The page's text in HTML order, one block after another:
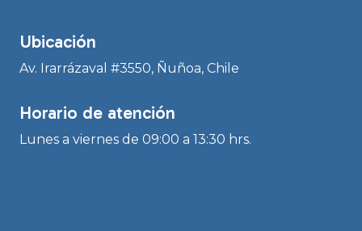
Ubicación
Av. Irarrázaval #3550, Ñuñoa, Chile
Horario de atención
Lunes a viernes de 09:00 a 13:30 hrs.